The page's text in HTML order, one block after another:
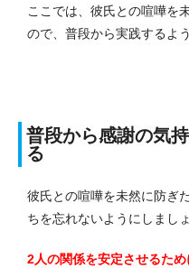
ここでは、彼氏との喧嘩を
ので、普段から実践するよ
普段から感謝の気
る
彼氏との喧嘩を未然に防ぎ
ちを忘れないようにしましょ
2人の関係を安定させるた